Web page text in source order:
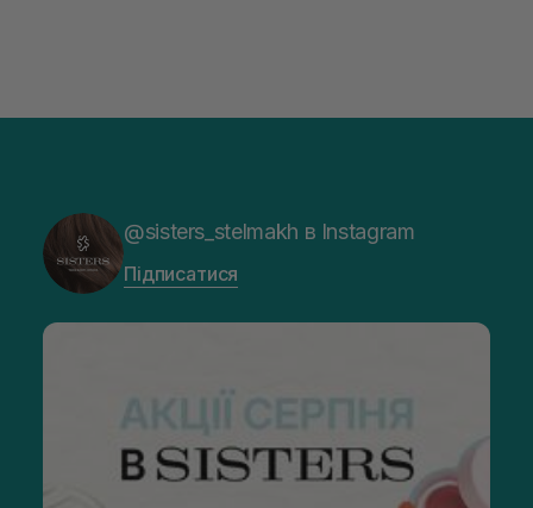
@sisters_stelmakh в Instagram
Підписатися